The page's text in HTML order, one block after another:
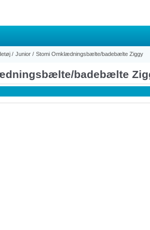
/ Junior / Stomi Omklædningsbælte/badebælte Ziggy
badebælte